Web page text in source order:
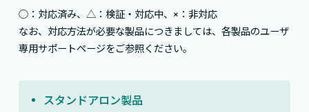
○：対応済み、△：検証・対応中、×：非対応
なお、対応方法が必要な製品につきましては、各製品のユーザ
専用サポートページをご参照ください。
スタンドアロン製品